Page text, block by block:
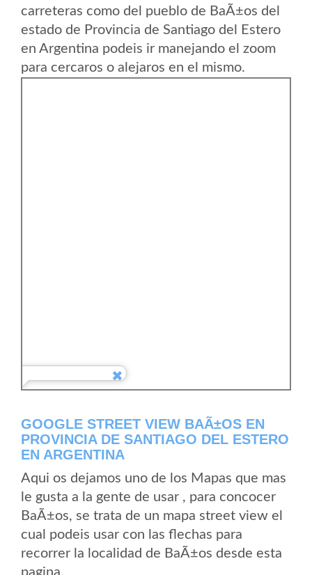
carreteras como del pueblo de BaÃ±os del
estado de Provincia de Santiago del Estero
en Argentina podeis ir manejando el zoom
para cercaros o alejaros en el mismo.
GOOGLE STREET VIEW BAÃ±OS EN
PROVINCIA DE SANTIAGO DEL ESTERO
EN ARGENTINA
Aqui os dejamos uno de los Mapas que mas
le gusta a la gente de usar , para concocer
BaÃ±os, se trata de un mapa street view el
cual podeis usar con las flechas para
recorrer la localidad de BaÃ±os desde esta
pagina.